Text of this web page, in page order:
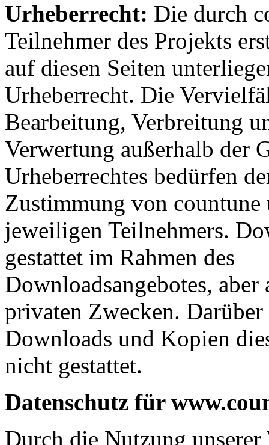
Urheberrecht: Die durch
Teilnehmer des Projekts
auf diesen Seiten
Urheberrecht. Die
Bearbeitung, Verbreitung
Verwertung außerhalb der
Urheberrechtes bedürfen
Zustimmung von countune
jeweiligen Teilnehmers.
gestattet im Rahmen des
Downloadsangebotes,
privaten Zwecken. Darüber
Downloads und Kopien
nicht gestattet.
Datenschutz für
Durch die Nutzung unserer